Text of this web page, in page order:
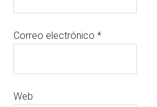
Correo electrónico*
Web